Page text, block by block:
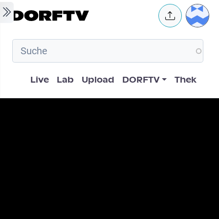
Skip to main content User
Hauptnavigation
Live Lab Upload DORFTV Thek